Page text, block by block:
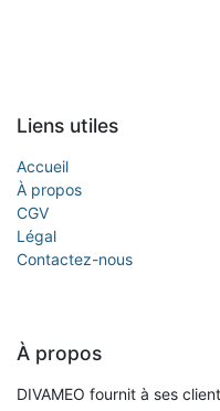
Liens utiles
Accueil
À propos
CGV
Légal
Contactez-nous
À propos
DIVAMEO fournit à ses